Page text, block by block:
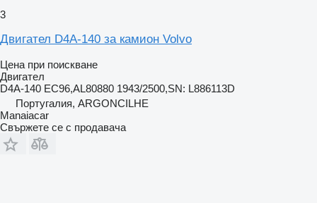
3
Двигател D4A-140 за камион Volvo
Цена при поискване
Двигател
D4A-140 EC96,AL80880 1943/2500,SN: L886113D
Португалия, ARGONCILHE
Manaiacar
Свържете се с продавача